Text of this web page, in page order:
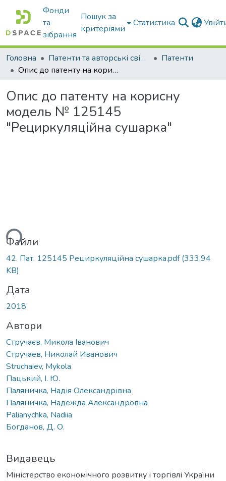
Фонди
та
зібрання
Пошук за
критеріями
Статистика
Головна Патенти та авторські свідоцтва
Патенти
Опис до патенту на корисну модель № 125145 "Рециркуляційна сушарка"
Опис до патенту на корисну
модель № 125145
"Рециркуляційна сушарка"
Файли
42. Пат. 125145 Рециркуляційна сушарка.pdf(333.94
KB)
Дата
2018
Автори
Стручаєв, Микола Іванович
Стручаев, Николай Иванович
Struchaiev, Mykola
Пацький, І. Ю.
Паляничка, Надія Олександрівна
Паляничка, Надежда Александровна
Palianychka, Nadiia
Богданов, Д. О.
Видавець
Міністерство економічного розвитку і торгівлі України